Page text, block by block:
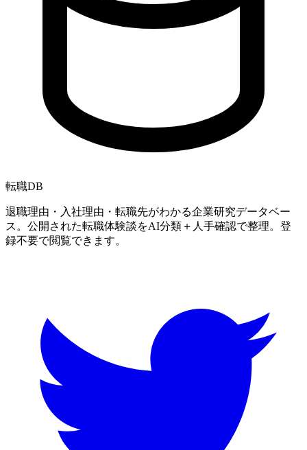
転職DB
退職理由・入社理由・転職先がわかる企業研究データベー
ス。公開された転職体験談をAI分類＋人手確認で整理。登
録不要で閲覧できます。